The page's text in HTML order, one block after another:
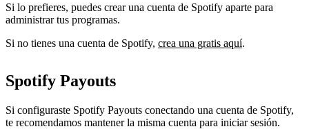
Si lo prefieres, puedes crear una cuenta de Spotify aparte para
administrar tus programas.
Si no tienes una cuenta de Spotify, crea una gratis aquí.
Spotify Payouts
Si configuraste Spotify Payouts conectando una cuenta de Spotify,
te recomendamos mantener la misma cuenta para iniciar sesión.